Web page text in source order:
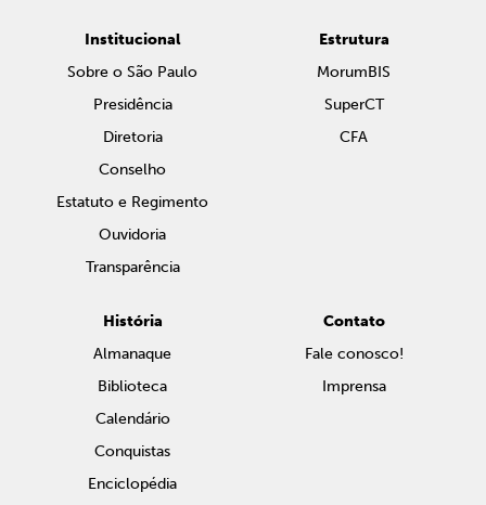
Institucional
Sobre o São Paulo
Presidência
Diretoria
Conselho
Estatuto e Regimento
Ouvidoria
Transparência
Estrutura
MorumBIS
SuperCT
CFA
História
Almanaque
Biblioteca
Calendário
Conquistas
Enciclopédia
Contato
Fale conosco!
Imprensa